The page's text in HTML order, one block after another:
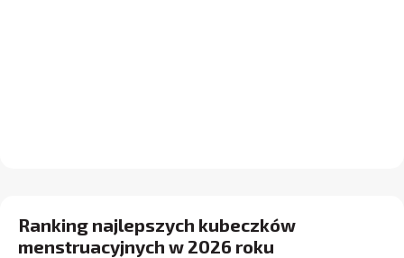
Ranking najlepszych kubeczków
menstruacyjnych w 2026 roku